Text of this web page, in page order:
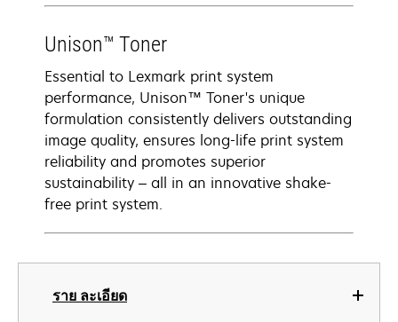
ราย ละเอียด
Unison™ Toner
Essential to Lexmark print system
performance, Unison™ Toner's unique
formulation consistently delivers outstanding
image quality, ensures long-life print system
reliability and promotes superior
sustainability – all in an innovative shake-
free print system.